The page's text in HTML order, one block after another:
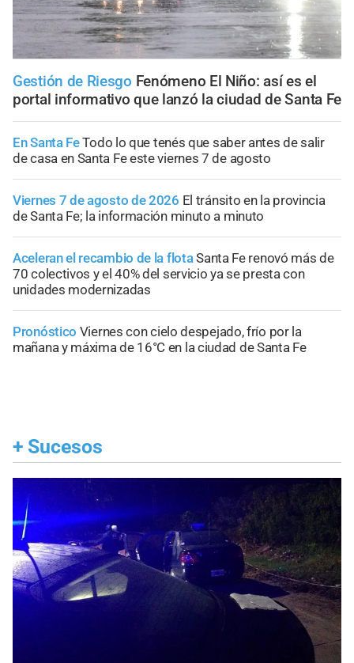
Gestión de Riesgo Fenómeno El Niño: así es el
portal informativo que lanzó la ciudad de Santa Fe
En Santa FeTodo lo que tenés que saber antes de salir
de casa en Santa Fe este viernes 7 de agosto
Viernes 7 de agosto de 2026 El tránsito en la provincia
de Santa Fe; la información minuto a minuto
Aceleran el recambio de la flotaSanta Fe renovó más de
70 colectivos y el 40% del servicio ya se presta con
unidades modernizadas
Pronóstico Viernes con cielo despejado, frío por la
mañana y máxima de 16°C en la ciudad de Santa Fe
+ Sucesos